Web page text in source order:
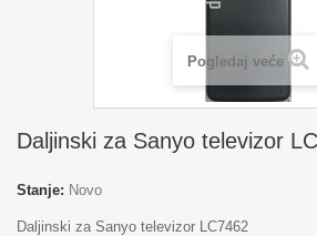
Pogledaj veće
Daljinski za Sanyo televizor
Stanje: Novo
Daljinski za Sanyo televizor LC7462